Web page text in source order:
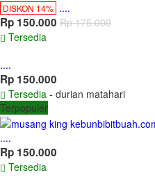
DISKON 14% ....
Rp 150.000 Rp 175.000
Tersedia
....
Rp 150.000
Tersedia - durian matahari
Terpopuler
....
Rp 150.000
Tersedia